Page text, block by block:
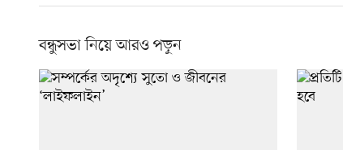
বন্ধুসভা নিয়ে আরও পড়ুন